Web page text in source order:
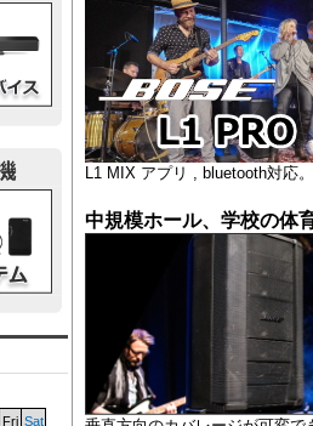
L1 MIX アプリ , bluetooth対応
中規模ホール、学校の体
Fri Sat